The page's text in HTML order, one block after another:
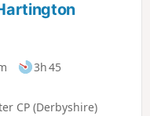
3h 45
CP (Derbyshire)